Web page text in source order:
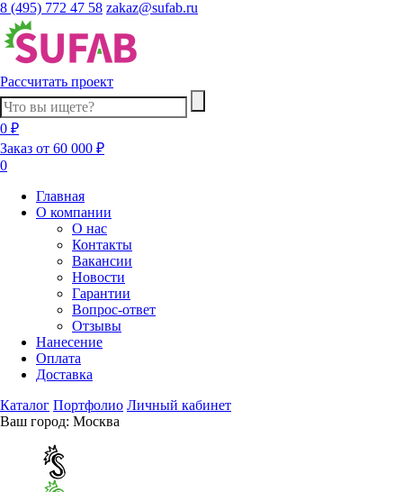
8 (495) 772 47 58 zakaz@sufab.ru
Рассчитать проект
0 ₽
Заказ от 60 000 ₽
0
Главная
О компании
О нас
Контакты
Вакансии
Новости
Гарантии
Вопрос-ответ
Отзывы
Нанесение
Оплата
Доставка
Каталог Портфолио Личный кабинет
Ваш город: Москва